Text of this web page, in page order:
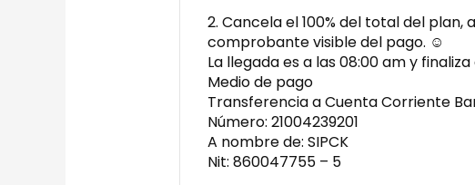
2. Cancela el 100% del total del
comprobante visible del pago. ☺️
La llegada es a las 08:00 am y
Medio de pago
Transferencia a Cuenta Corriente
Número: 21004239201
A nombre de: SIPCK
Nit: 860047755 – 5